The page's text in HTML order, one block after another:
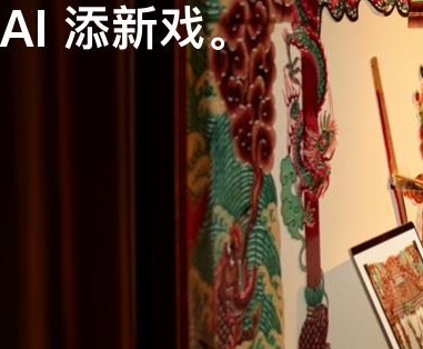
AI 添新戏。
与 Mac 一拍即合。
全员好评不是梦。
为 8000 家门店开